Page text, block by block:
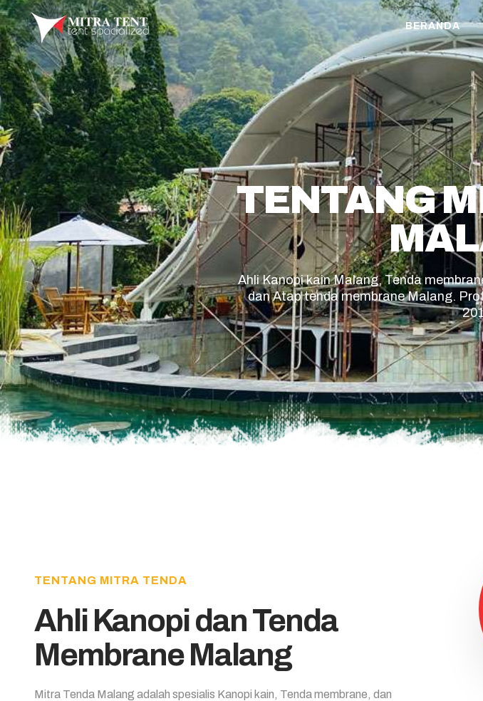
BERANDA
TENTANG
Ahli Kanopi kain Malang, Tenda
dan Atap tenda membrane Malang.
TENTANG MITRA TENDA
Ahli Kanopi dan Tenda
Membrane Malang
Mitra Tenda Malang adalah spesialis Kanopi kain, Tenda membrane, dan